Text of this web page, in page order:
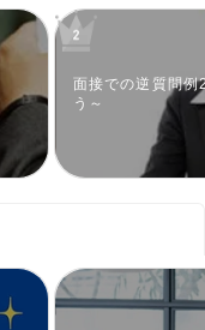
面接での逆質問
う～